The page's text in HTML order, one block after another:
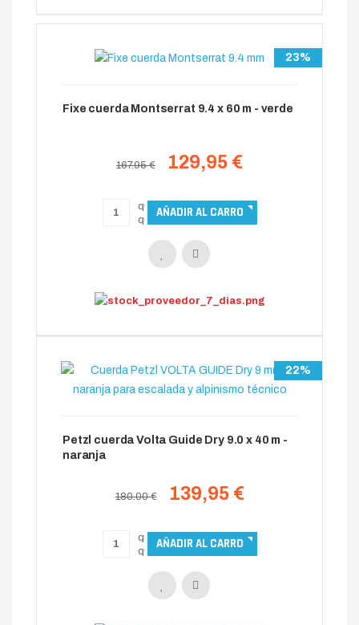
23%
Fixe cuerda Montserrat 9.4 x 60 m - verde
167.95 € 129,95 €
22%
Petzl cuerda Volta Guide Dry 9.0 x 40 m -
naranja
180.00 € 139,95 €